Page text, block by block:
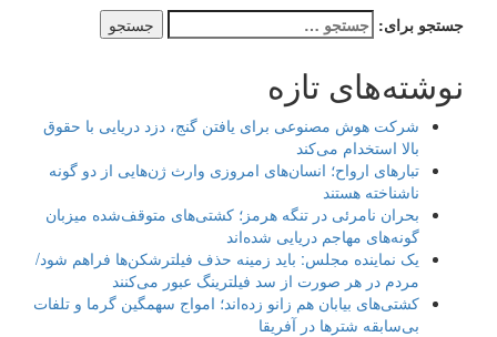
جستجو برای:
نوشته‌های تازه
شرکت هوش مصنوعی برای یافتن گنج، دزد دریایی با حقوق
بالا استخدام می‌کند
تبارهای ارواح؛ انسان‌های امروزی وارث ژن‌هایی از دو گونه
ناشناخته هستند
بحران نامرئی در تنگه هرمز؛ کشتی‌های متوقف‌شده میزبان
گونه‌های مهاجم دریایی شده‌اند
یک نماینده مجلس: باید زمینه حذف فیلترشکن‌ها فراهم شود/
مردم در هر صورت از سد فیلترینگ عبور می‌کنند
کشتی‌های بیابان هم زانو زده‌اند؛ امواج سهمگین گرما و تلفات
بی‌سابقه شترها در آفریقا